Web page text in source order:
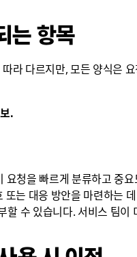
는 항목
라 다르지만, 모든 양식은
.
요청을 빠르게 분류하고 중
또는 대응 방안을 마련하는
할 수 있습니다. 서비스 팀